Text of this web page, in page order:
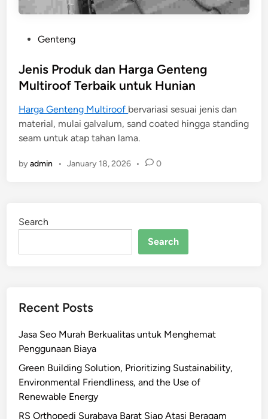
t
d
i
n
Genteng
Jenis Produk dan Harga Genteng
Multiroof Terbaik untuk Hunian
Harga Genteng Multiroof bervariasi sesuai jenis dan
material, mulai galvalum, sand coated hingga standing
seam untuk atap tahan lama.
byadmin • January 18, 2026 • 0
Search
Search
Recent Posts
Jasa Seo Murah Berkualitas untuk Menghemat
Penggunaan Biaya
Green Building Solution, Prioritizing Sustainability,
Environmental Friendliness, and the Use of
Renewable Energy
RS Orthopedi Surabaya Barat Siap Atasi Beragam